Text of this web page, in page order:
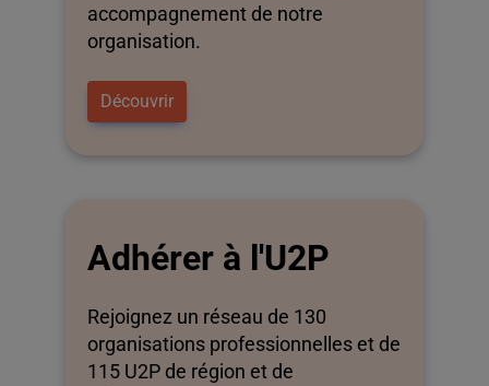
accompagnement de notre
organisation.
Découvrir
Adhérer à l'U2P
Rejoignez un réseau de 130
organisations professionnelles et de
115 U2P de région et de